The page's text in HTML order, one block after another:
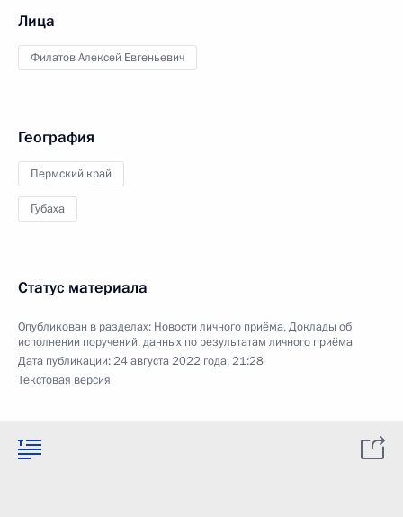
Лица
Филатов Алексей Евгеньевич
География
Пермский край
Губаха
Статус материала
Опубликован в разделах: Новости личного приёма,Доклады об
исполнении поручений, данных по результатам личного приёма
Дата публикации:24 августа 2022 года, 21:28
Текстовая версия